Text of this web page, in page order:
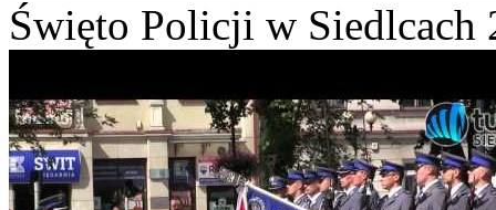
Święto Policji w Siedlcach